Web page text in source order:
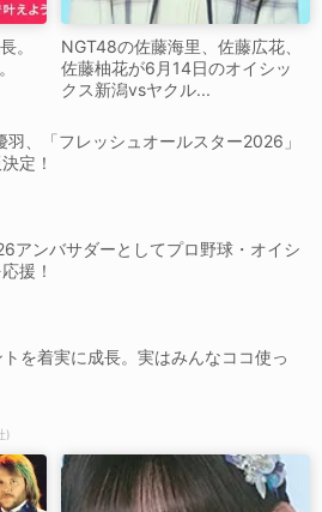
。
NGT48の佐藤海里、佐藤広花、
佐藤柚花が6月14日のオイシッ
クス新潟vsヤクル...
羽、「フレッシュオールスター2026」
定！
アンバサダーとしてプロ野球・オイシ
援！
を着実に成長。実はみんなココ使っ
)